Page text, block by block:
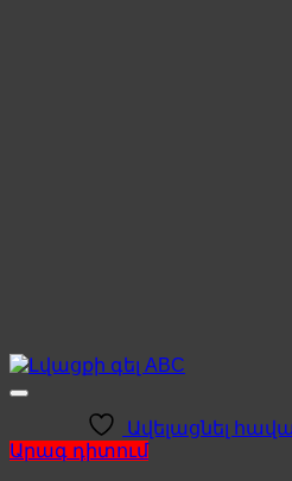
Ավելացնել
Արագ դիտում